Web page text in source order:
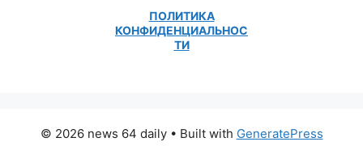
ПОЛИТИКА
КОНФИДЕНЦИАЛЬНОС
ТИ
© 2026 news 64 daily• Built with GeneratePress